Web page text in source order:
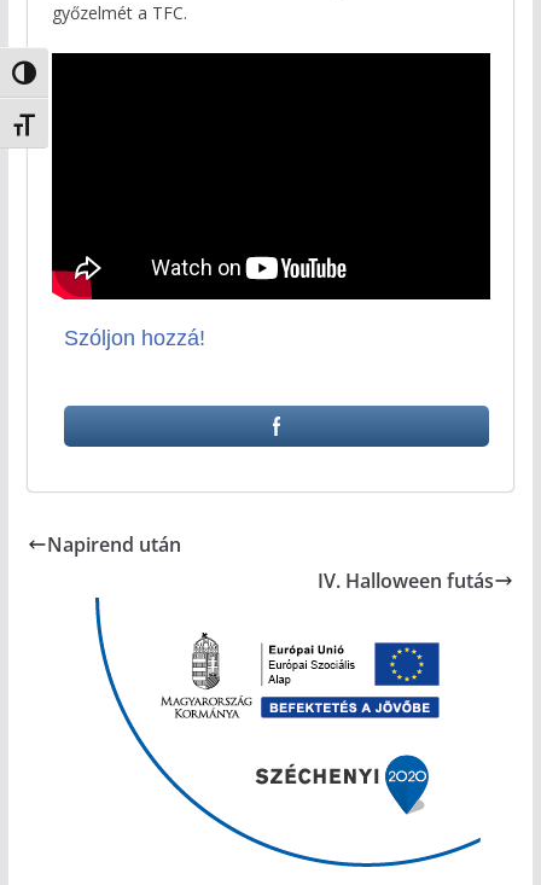
Nagy kontraszt váltása
Betűméret váltása
győzelmét a TFC.
Szóljon hozzá!
Napirend után
IV. Halloween futás